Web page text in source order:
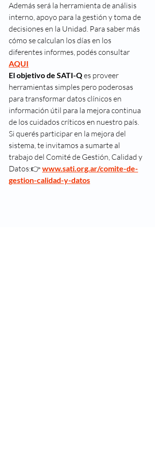
Además será la herramienta de análisis
interno, apoyo para la gestión y toma de
decisiones en la Unidad. Para saber más
cómo se calculan los días en los
diferentes informes, podés consultar
AQUI
El objetivo de SATI-Q es proveer
herramientas simples pero poderosas
para transformar datos clínicos en
información útil para la mejora continua
de los cuidados críticos en nuestro país.
Si querés participar en la mejora del
sistema, te invitamos a sumarte al
trabajo del Comité de Gestión, Calidad y
Datos:👉 www.sati.org.ar/comite-de-
gestion-calidad-y-datos